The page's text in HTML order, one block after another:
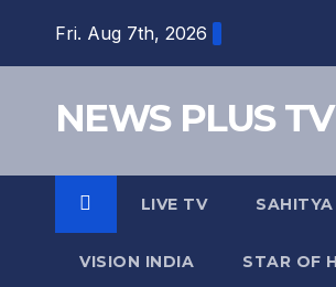
Fri. Aug 7th, 2026
NEWS PLUS TV
LIVE TV SAHITYA
VISION INDIA STAR OF